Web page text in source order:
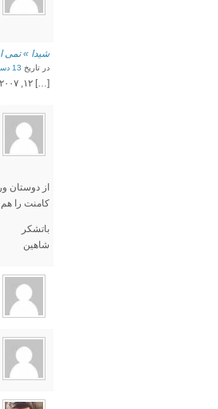
شیدا » تمی
در تاریخ 13 دسامبر 07
[…] ۱۲, ۲۰۰۷ | وردپرس, تم | نوشته : شیدا شیدا این افتخار را دارد که اعلام نماید تم فارسی سازی شده ی […]
از دوستان
کامنت را
باتشکر
شاهین